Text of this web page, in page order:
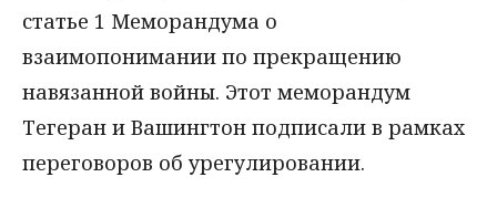
статье 1 Меморандума о
взаимопонимании по прекращению
навязанной войны. Этот меморандум
Тегеран и Вашингтон подписали в рамках
переговоров об урегулировании.